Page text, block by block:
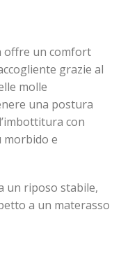
offre un comfort
grazie al
molle
una postura
con
morbido e
un riposo stabile,
a un materasso